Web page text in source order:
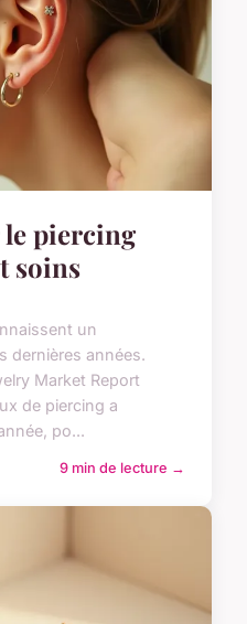
piercing
soins
un
dernières années.
Market Report
de piercing a
po...
9 min de lecture →